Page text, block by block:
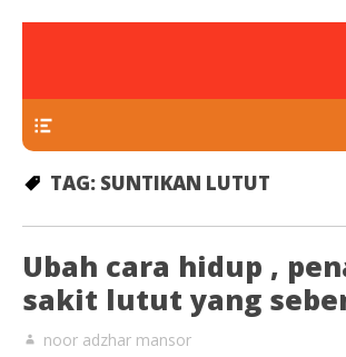
TAG: SUNTIKAN LUTUT
Ubah cara hidup ,
sakit lutut yang
noor adzhar mansor